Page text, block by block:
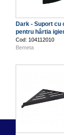
Dark - Suport cu
pentru hârtia
Cod: 104112010
Bemeta